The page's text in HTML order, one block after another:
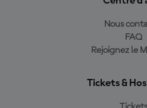
Nous
FAQ
Rejoignez le
Tickets &